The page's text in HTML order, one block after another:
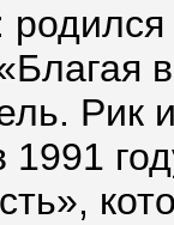
родился
Рик